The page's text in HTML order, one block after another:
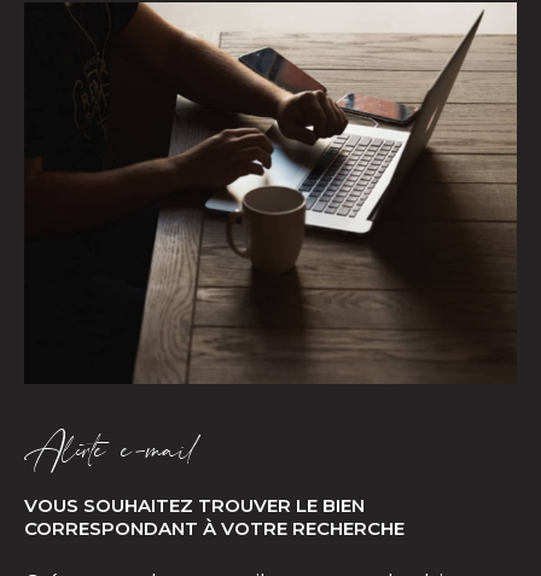
Alerte e-mail
VOUS SOUHAITEZ TROUVER LE BIEN
CORRESPONDANT À VOTRE RECHERCHE